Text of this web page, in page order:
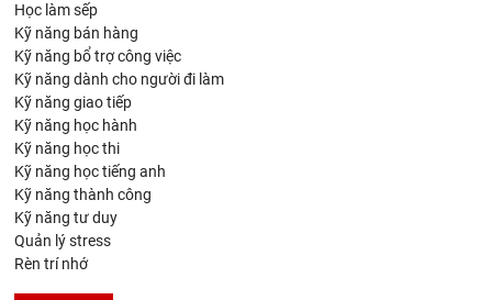
Học làm sếp
Kỹ năng bán hàng
Kỹ năng bổ trợ công việc
Kỹ năng dành cho người đi làm
Kỹ năng giao tiếp
Kỹ năng học hành
Kỹ năng học thi
Kỹ năng học tiếng anh
Kỹ năng thành công
Kỹ năng tư duy
Quản lý stress
Rèn trí nhớ